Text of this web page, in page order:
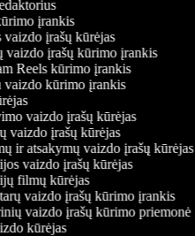
įrankis
vaizdo įrašų kūrėjas
vaizdo įrašų kūrimo įrankis
Reels kūrimo įrankis
vaizdo kūrimo įrankis
vaizdo įrašų kūrėjas
vaizdo įrašų kūrėjas
ir atsakymų vaizdo įrašų kūrėjas
vaizdo įrašų kūrėjas
filmų kūrėjas
vaizdo įrašų kūrimo įrankis
vaizdo įrašų kūrimo priemonė
kūrėjas